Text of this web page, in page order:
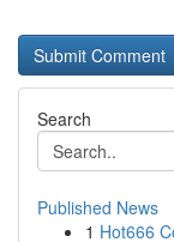
Search
Published News
1 Hot666